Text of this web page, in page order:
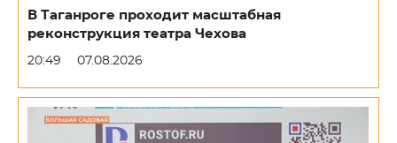
В Таганроге проходит масштабная
реконструкция театра Чехова
20:49 07.08.2026